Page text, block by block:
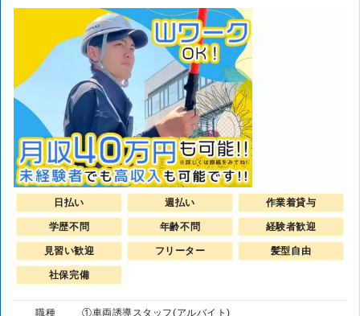
日払い 週払い 作業着貸与
学歴不問 年齢不問 経験者歓迎
見習い歓迎 フリーター 髪型自由
社保完備
職種 ①車両誘導スタッフ(アルバイト)